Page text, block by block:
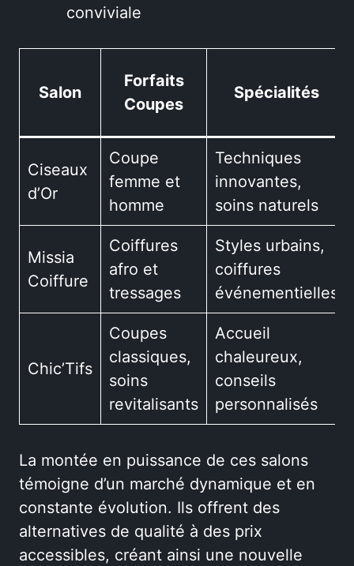
conviviale
Salon
Forfaits
Coupes
Spécialités
Ciseaux
d’Or
Coupe
femme et
homme
Techniques
innovantes,
soins naturels
Missia
Coiffure
Coiffures
afro et
tressages
Styles urbains,
coiffures
événementielles
Chic’Tifs
Coupes
classiques,
soins
revitalisants
Accueil
chaleureux,
conseils
personnalisés
La montée en puissance de ces salons
témoigne d’un marché dynamique et en
constante évolution. Ils offrent des
alternatives de qualité à des prix
accessibles, créant ainsi une nouvelle